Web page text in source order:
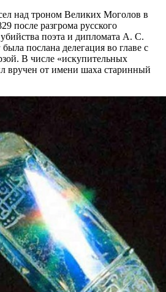
над троном Великих Моголов в
после разгрома русского
поэта и дипломата А. С.
послана делегация во главе с
В числе «искупительных
вручен от имени шаха старинный